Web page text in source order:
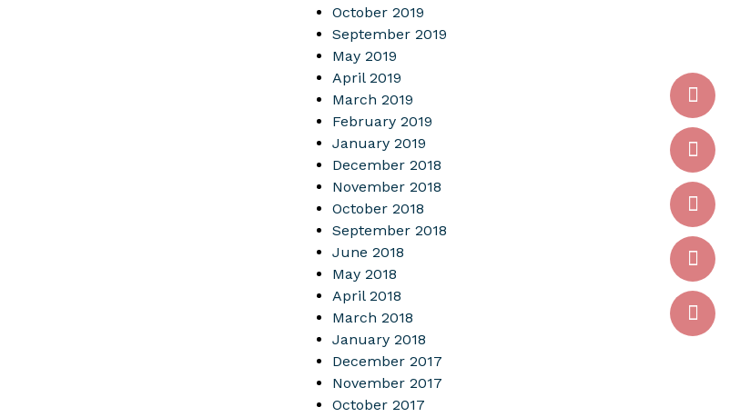
October 2019
September 2019
May 2019
April 2019
March 2019
February 2019
January 2019
December 2018
November 2018
October 2018
September 2018
June 2018
May 2018
April 2018
March 2018
January 2018
December 2017
November 2017
October 2017